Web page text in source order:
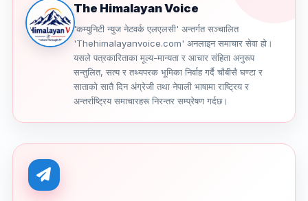
The Himalayan Voice
'कम्युनिटी न्युज नेटवर्क एलएलसी' अन्तर्गत सञ्चालित
'Thehimalayanvoice.com' अनलाइन समाचार सेवा हो।
यसले पत्रकारिताका मूल्य-मान्यता र आचार संहिता अनुरूप
सन्तुलित, सत्य र तथ्यपरक भूमिका निर्वाह गर्दै चौबीसै घण्टा र
साताको सातै दिन अंग्रेजी तथा नेपाली भाषामा राष्ट्रिय र
अन्तर्राष्ट्रिय समाचारहरू निरन्तर सम्प्रेषण गर्दछ।